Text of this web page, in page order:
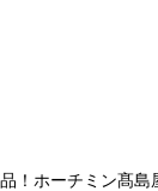
！ホーチミン髙島